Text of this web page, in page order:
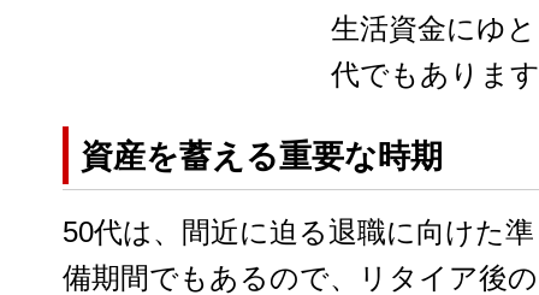
生活資金にゆ
代でもありま
資産を蓄える重要な時期
50代は、間近に迫る退職に向けた準
備期間でもあるので、リタイア後の